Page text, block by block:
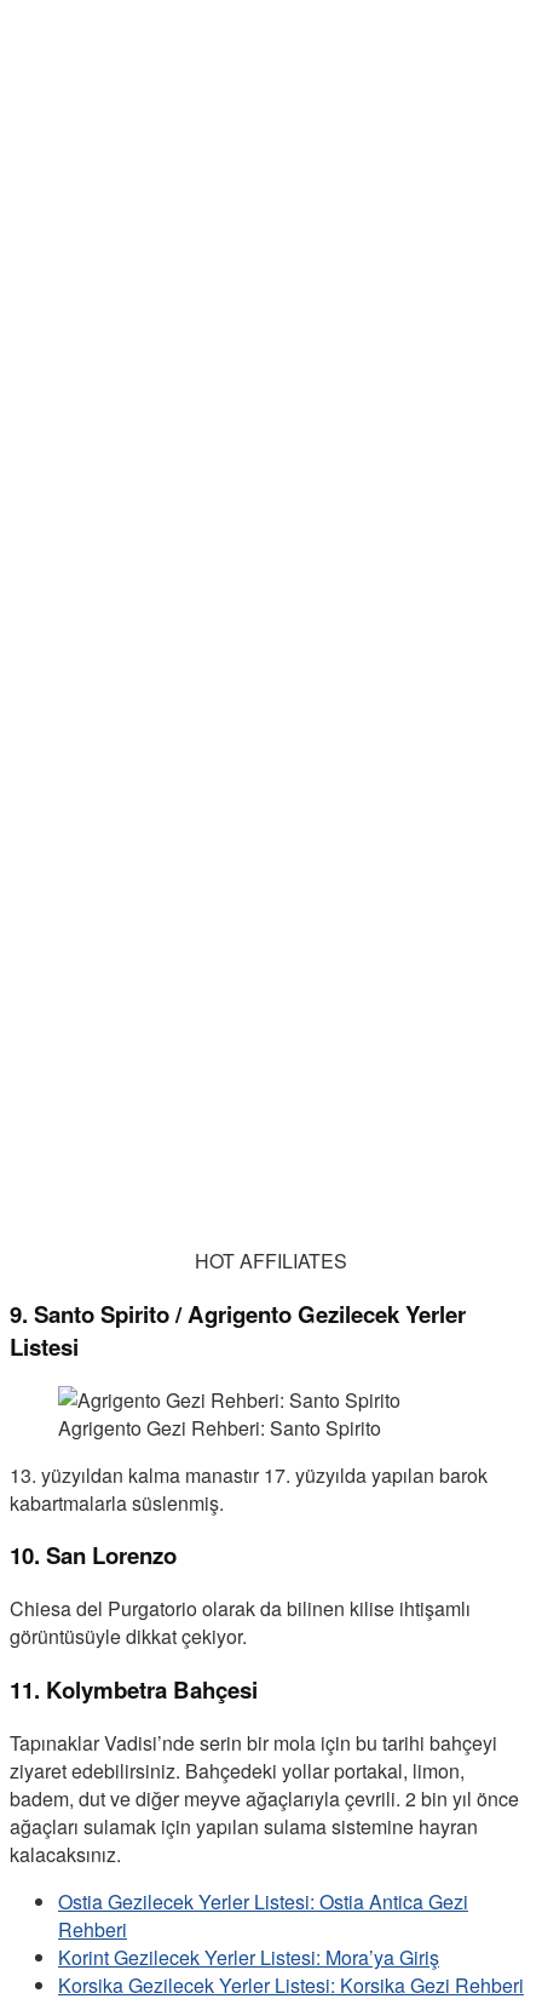
HOT AFFILIATES
9. Santo Spirito / Agrigento Gezilecek Yerler
Listesi
Agrigento Gezi Rehberi: Santo Spirito
13. yüzyıldan kalma manastır 17. yüzyılda yapılan barok
kabartmalarla süslenmiş.
10. San Lorenzo
Chiesa del Purgatorio olarak da bilinen kilise ihtişamlı
görüntüsüyle dikkat çekiyor.
11. Kolymbetra Bahçesi
Tapınaklar Vadisi’nde serin bir mola için bu tarihi bahçeyi
ziyaret edebilirsiniz. Bahçedeki yollar portakal, limon,
badem, dut ve diğer meyve ağaçlarıyla çevrili. 2 bin yıl önce
ağaçları sulamak için yapılan sulama sistemine hayran
kalacaksınız.
Ostia Gezilecek Yerler Listesi: Ostia Antica Gezi
Rehberi
Korint Gezilecek Yerler Listesi: Mora’ya Giriş
Korsika Gezilecek Yerler Listesi: Korsika Gezi Rehberi